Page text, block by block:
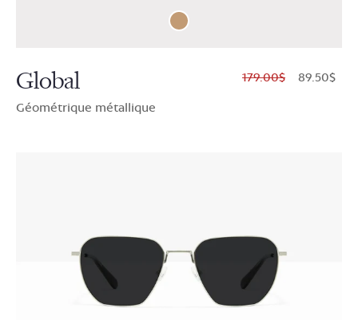
Global
Géométrique métallique
$179.00 $89.50